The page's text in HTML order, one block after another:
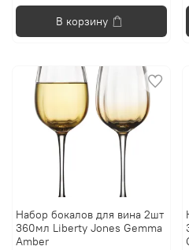
В корзину
Набор бокалов для вина 2шт
360мл Liberty Jones Gemma
Amber